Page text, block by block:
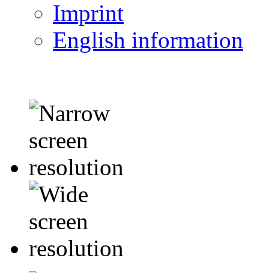
Imprint
English information